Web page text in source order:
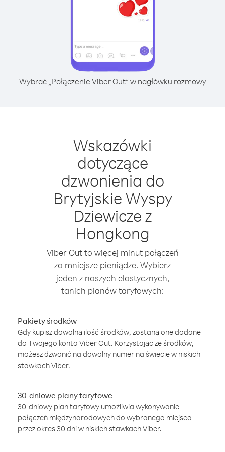
Wybrać „Połączenie Viber Out” w nagłówku rozmowy
Wskazówki
dotyczące
dzwonienia do
Brytyjskie Wyspy
Dziewicze z
Hongkong
Viber Out to więcej minut połączeń
za mniejsze pieniądze. Wybierz
jeden z naszych elastycznych,
tanich planów taryfowych:
Pakiety środków
Gdy kupisz dowolną ilość środków, zostaną one dodane
do Twojego konta Viber Out. Korzystając ze środków,
możesz dzwonić na dowolny numer na świecie w niskich
stawkach Viber.
30-dniowe plany taryfowe
30-dniowy plan taryfowy umożliwia wykonywanie
połączeń międzynarodowych do wybranego miejsca
przez okres 30 dni w niskich stawkach Viber.